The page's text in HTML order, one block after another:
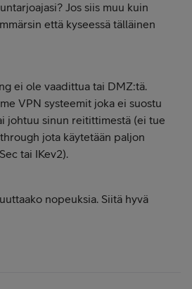
Jos siis muu kuin
että kyseessä tälläinen
ei ole vaadittua tai DMZ:tä.
VPN systeemit joka ei suostu
johtuu sinun reitittimestä (ei tue
jota käytetään paljon
tai IKev2).
nopeuksia. Siitä hyvä